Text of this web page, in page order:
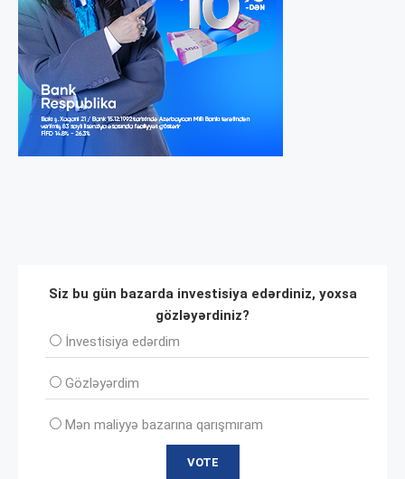
Siz bu gün bazarda investisiya edərdiniz, yoxsa
gözləyərdiniz?
İnvеstisiya edərdim
Gözləyərdim
Mən maliyyə bazarına qarışmıram